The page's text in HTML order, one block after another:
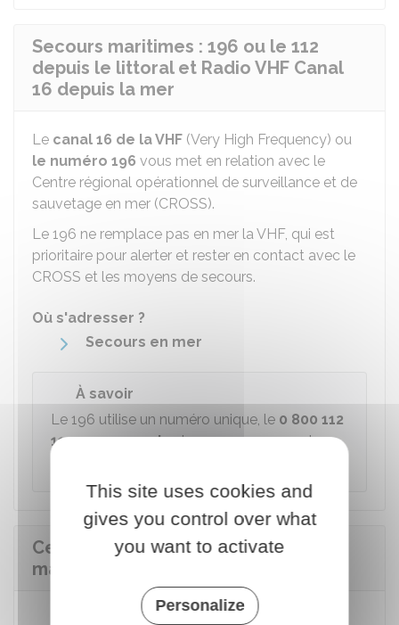
Secours maritimes : 196 ou le 112
depuis le littoral et Radio VHF Canal
16 depuis la mer
Le canal 16 de la VHF (Very High Frequency) ou
le numéro 196 vous met en relation avec le
Centre régional opérationnel de surveillance et de
sauvetage en mer (CROSS).
Le 196 ne remplace pas en mer la VHF, qui est
prioritaire pour alerter et rester en contact avec le
CROSS et les moyens de secours.
Où s'adresser ?
Secours en mer
À savoir
Le 196 utilise un numéro unique, le 0 800 112
112, pourrappelerles personnes ayant
Centre de consultation médicale
maritime (CCMM)
This site uses cookies and
gives you control over what
you want to activate
Personalize